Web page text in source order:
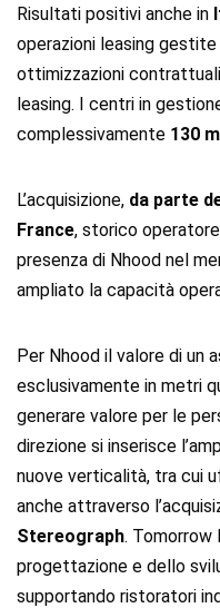
Risultati positivi anche in
operazioni leasing
ottimizzazioni
leasing. I centri in
complessivamente 130
L’acquisizione, da parte
France, storico
presenza di Nhood nel
ampliato la capacità
Per Nhood il valore di un
esclusivamente in metri
generare valore per le
direzione si inserisce
nuove verticalità, tra cui
anche attraverso
Stereograph. Tomorrow
progettazione e dello
supportando ristoratori